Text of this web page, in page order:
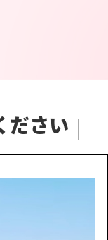
ださい